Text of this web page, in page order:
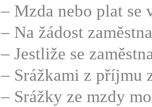
– Mzda nebo plat se
– Na žádost
– Jestliže se
– Srážkami z příjmu
– Srážky ze mzdy